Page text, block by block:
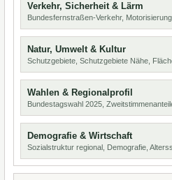
Verkehr, Sicherheit & Lärm
Bundesfernstraßen-Verkehr,
Natur, Umwelt & Kultur
Schutzgebiete, Schutzgebiete Nähe,
Wahlen & Regionalprofil
Bundestagswahl 2025,
Demografie & Wirtschaft
Sozialstruktur regional, Demografie,